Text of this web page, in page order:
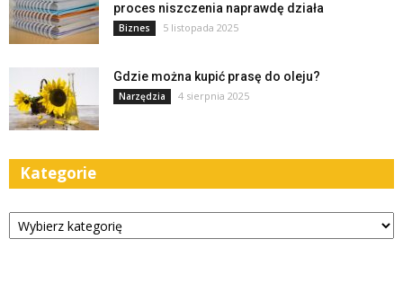
proces niszczenia naprawdę działa
Biznes 5 listopada 2025
Gdzie można kupić prasę do oleju?
Narzędzia 4 sierpnia 2025
Kategorie
Kategorie